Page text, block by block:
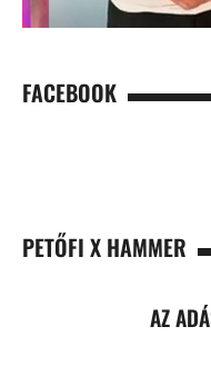
FACEBOOK
PETŐFI X HAMMER
AZ